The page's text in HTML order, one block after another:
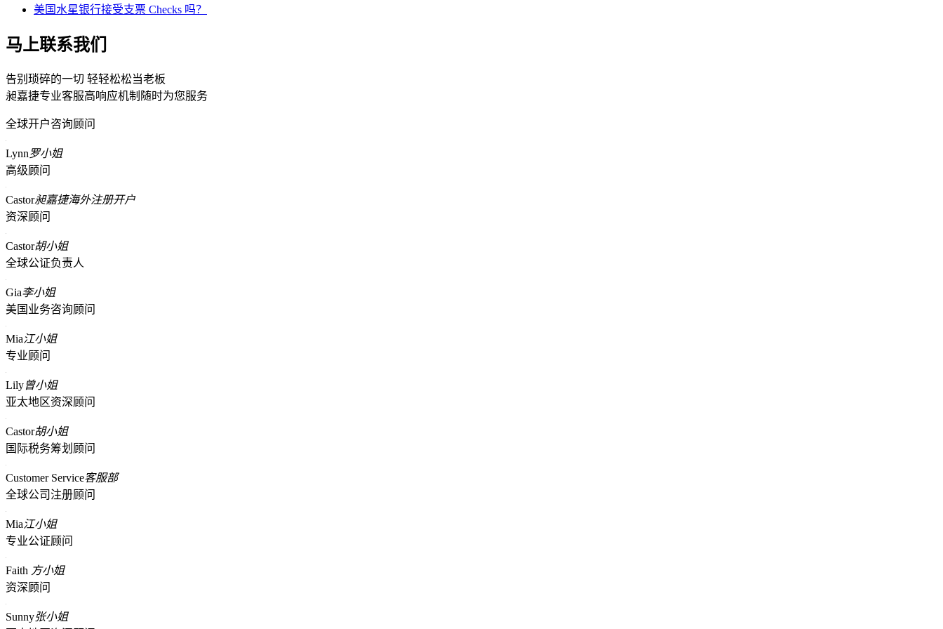
美国水星银行接受支票 Checks 吗？
马上联系我们
告别琐碎的一切 轻轻松松当老板
昶嘉捷专业客服高响应机制随时为您服务
全球开户咨询顾问
Lynn罗小姐
高级顾问
Castor昶嘉捷海外注册开户
资深顾问
Castor胡小姐
全球公证负责人
Gia李小姐
美国业务咨询顾问
Mia江小姐
专业顾问
Lily曾小姐
亚太地区资深顾问
Castor胡小姐
国际税务筹划顾问
Customer Service客服部
全球公司注册顾问
Mia江小姐
专业公证顾问
Faith 方小姐
资深顾问
Sunny张小姐